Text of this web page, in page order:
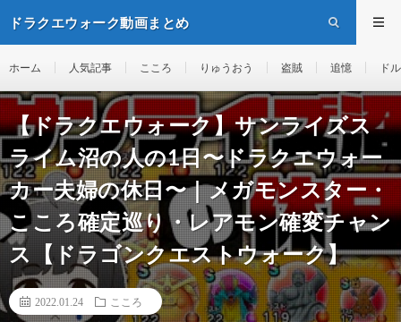
ドラクエウォーク動画まとめ
ホーム 人気記事 こころ りゅうおう 盗賊 追憶 ド
【ドラクエウォーク】サンライズス
ライム沼の人の1日〜ドラクエウォー
カー夫婦の休日〜｜メガモンスター・
こころ確定巡り・レアモン確変チャン
ス【ドラゴンクエストウォーク】
2022.01.24 こころ